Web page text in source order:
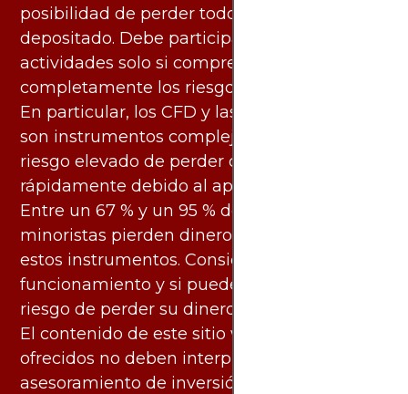
posibilidad de perder todo el capital
depositado. Debe participar en estas
actividades solo si comprende
completamente los riesgos asociados.
En particular, los CFD y las criptomonedas
son instrumentos complejos y conllevan un
riesgo elevado de perder dinero
rápidamente debido al apalancamiento.
Entre un 67 % y un 95 % de los inversores
minoristas pierden dinero al negociar con
estos instrumentos. Considere si entiende su
funcionamiento y si puede asumir el alto
riesgo de perder su dinero.
El contenido de este sitio web y los servicios
ofrecidos no deben interpretarse como
asesoramiento de inversión ni financiero en